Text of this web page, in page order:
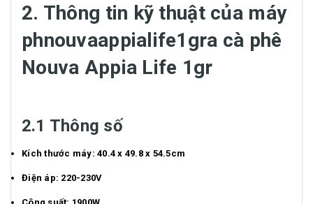
2. Thông tin kỹ thuật của máy
phnouvaappialife1gra cà phê
Nouva Appia Life 1gr
2.1 Thông số
Kích thước máy: 40.4 x 49.8 x 54.5cm
Điện áp: 220-230V